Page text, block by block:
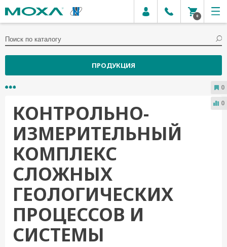
0
ПРОДУКЦИЯ
КОНТРОЛЬНО-
ИЗМЕРИТЕЛЬНЫЙ
КОМПЛЕКС
СЛОЖНЫХ
ГЕОЛОГИЧЕСКИХ
ПРОЦЕССОВ И
СИСТЕМЫ
0
0